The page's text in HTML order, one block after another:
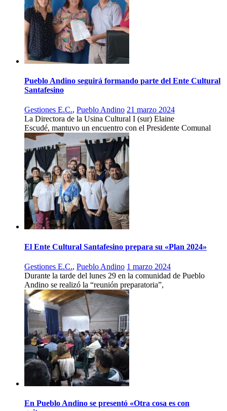
Pueblo Andino seguirá formando parte del Ente Cultural
Santafesino
Gestiones E.C., Pueblo Andino 21 marzo 2024
La Directora de la Usina Cultural I (sur) Elaine
Escudé, mantuvo un encuentro con el Presidente Comunal
El Ente Cultural Santafesino prepara su «Plan 2024»
Gestiones E.C., Pueblo Andino 1 marzo 2024
Durante la tarde del lunes 29 en la comunidad de Pueblo
Andino se realizó la “reunión preparatoria”,
En Pueblo Andino se presentó «Otra cosa es con